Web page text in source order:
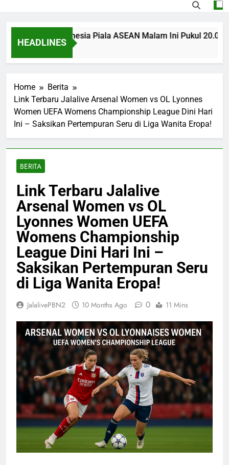
HEADLINES
vs Indonesia Piala ASEAN Malam Ini Pukul 20.00
Home
Berita
Link Terbaru Jalalive Arsenal Women vs OL Lyonnes
Women UEFA Womens Championship League Dini Hari
Ini – Saksikan Pertempuran Seru di Liga Wanita Eropa!
BERITA
Link Terbaru Jalalive
Arsenal Women vs OL
Lyonnes Women UEFA
Womens Championship
League Dini Hari Ini –
Saksikan Pertempuran Seru
di Liga Wanita Eropa!
JalalivePBN2 10 Months Ago 0 11 Mins